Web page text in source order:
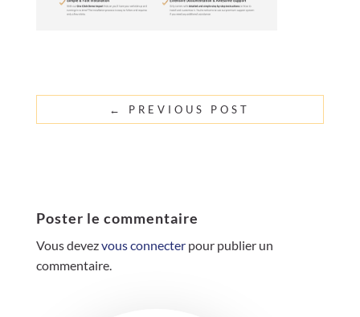
← PREVIOUS POST
Poster le commentaire
Vous devezvous connecterpour publier un
commentaire.